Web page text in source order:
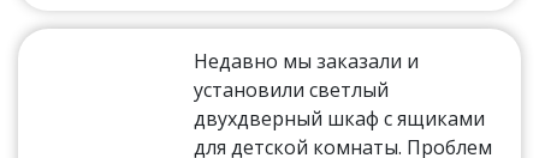
Недавно мы заказали и
установили светлый
двухдверный шкаф с ящиками
для детской комнаты. Проблем